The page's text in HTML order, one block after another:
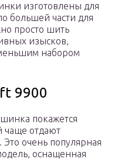
изготовлены для
большей части для
просто шить
изысков,
набором
9900
покажется
чаще отдают
очень популярная
оснащенная